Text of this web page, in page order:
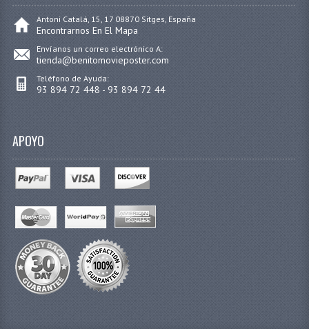
Antoni Catalá, 15, 17 08870 Sitges, España
Encontrarnos En El Mapa
Envíanos un correo electrónico A:
tienda@benitomovieposter.com
Teléfono de Ayuda:
93 894 72 448 - 93 894 72 44
APOYO